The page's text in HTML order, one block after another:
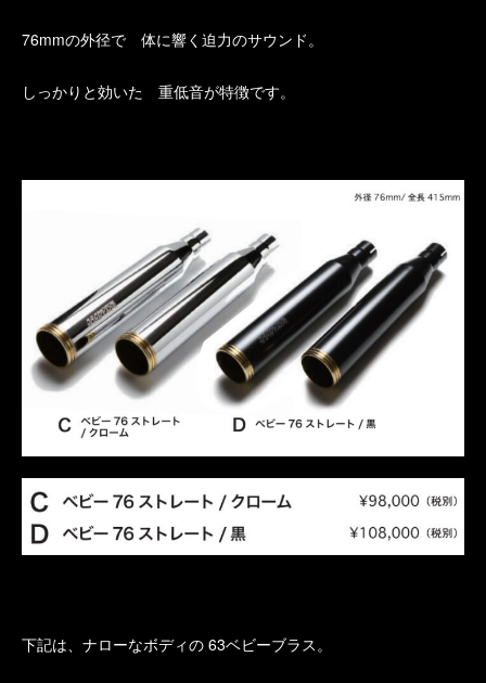
76mmの外径で 体に響く迫力のサウンド。
しっかりと効いた 重低音が特徴です。
下記は、ナローなボディの 63ベビーブラス。